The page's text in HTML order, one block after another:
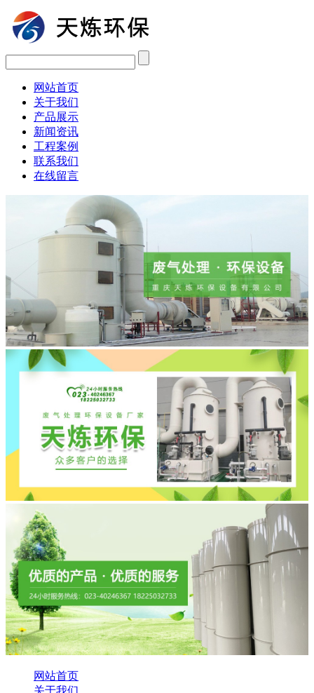
网站首页
关于我们
产品展示
新闻资讯
工程案例
联系我们
在线留言
网站首页
关于我们